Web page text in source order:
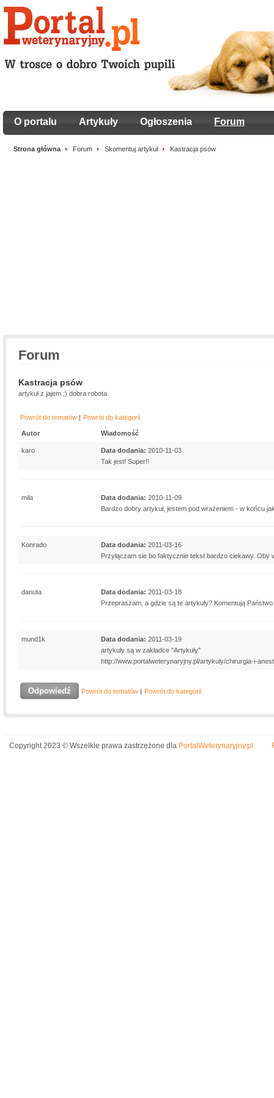
O portalu Artykuły Ogłoszenia Forum
Strona główna Forum Skomentuj artykuł Kastracja psów
Forum
Kastracja psów
artykuł z jajem ;) dobra robota
Powrót do tematów | Powrót do kategorii
Autor Wiadomość
karo Data dodania: 2010-11-03
Tak jest! Super!!
mila Data dodania: 2010-11-09
Bardzo dobry artykuł, jestem pod wrażeniem - w końcu
Konrado Data dodania: 2011-03-16
Przyłączam sie bo faktycznie tekst bardzo ciekawy. Oby
danuta Data dodania: 2011-03-18
Przepraszam, a gdzie są te artykuły? Komentują
mund1k Data dodania: 2011-03-19
artykuły są w zakładce "Artykuły"
http://www.portalweterynaryjny.pl/artykuly/chirurgia-i-
Odpowiedź Powrót do tematów | Powrót do kategorii
Copyright 2023 © Wszelkie prawa zastrzeżone dla PortalWeterynaryjny.pl